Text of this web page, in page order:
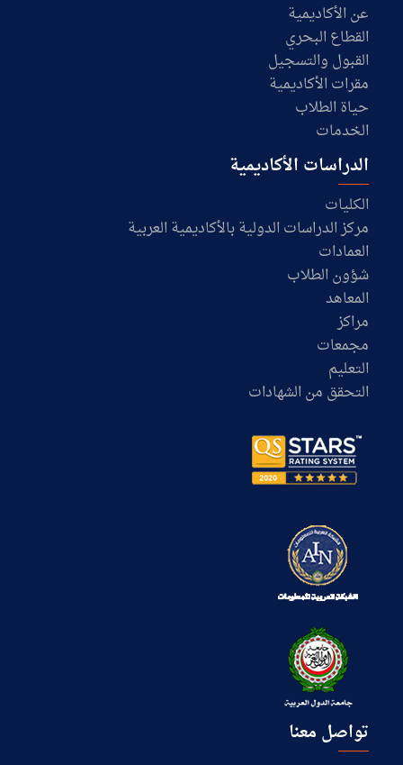
عن الأكاديمية
القطاع البحري
القبول والتسجيل
مقرات الأكاديمية
حياة الطلاب
الخدمات
الدراسات الأكاديمية
الكليات
مركز الدراسات الدولية بالأكاديمية العربية
العمادات
شؤون الطلاب
المعاهد
مراكز
مجمعات
التعليم
التحقق من الشهادات
تواصل معنا